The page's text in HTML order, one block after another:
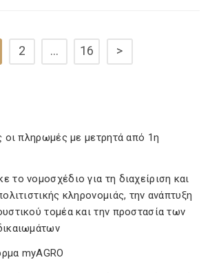
2 … 16 >
οι πληρωμές με μετρητά από 1η
το νομοσχέδιο για τη διαχείριση και
κληρονομιάς, την ανάπτυξη
τομέα και την προστασία των
myAGRO